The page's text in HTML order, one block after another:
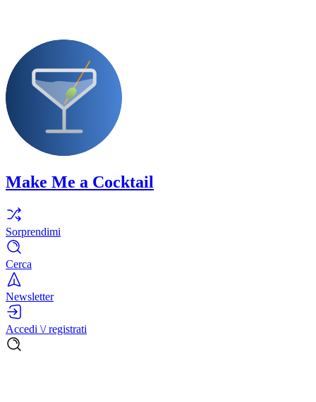
Make Me a Cocktail
Sorprendimi
Cerca
Newsletter
Accedi \/ registrati